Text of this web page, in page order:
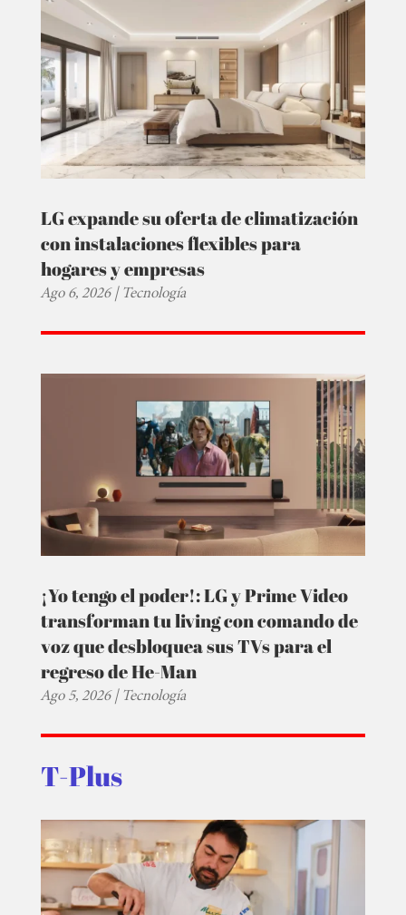
LG expande su oferta de climatización
con instalaciones flexibles para
hogares y empresas
Ago 6, 2026|Tecnología
¡Yo tengo el poder!: LG y Prime Video
transforman tu living con comando de
voz que desbloquea sus TVs para el
regreso de He-Man
Ago 5, 2026|Tecnología
T-Plus